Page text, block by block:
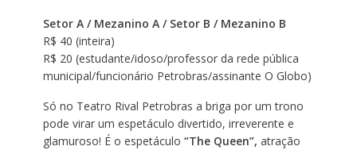
Setor A / Mezanino A / Setor B / Mezanino B
R$ 40 (inteira)
R$ 20 (estudante/idoso/professor da rede pública
municipal/funcionário Petrobras/assinante O Globo)
Só no Teatro Rival Petrobras a briga por um trono
pode virar um espetáculo divertido, irreverente e
glamuroso! É o espetáculo “The Queen”, atração